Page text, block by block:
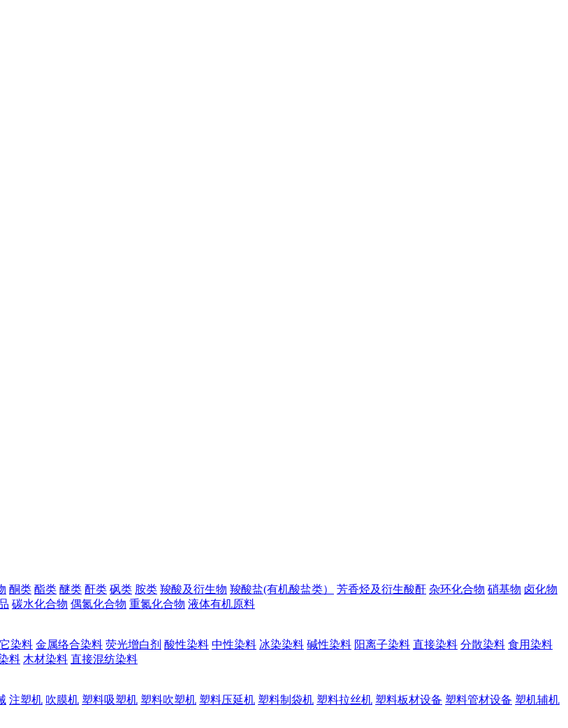
酮类 酯类 醚类 酐类 砜类 胺类 羧酸及衍生物 羧酸盐(有机酸盐类） 芳香烃及衍生酸酐 杂环化合物 硝基物 卤化物
碳水化合物 偶氮化合物 重氮化合物 液体有机原料
染料 金属络合染料 荧光增白剂 酸性染料 中性染料 冰染染料 碱性染料 阳离子染料 直接染料 分散染料 食用染料
料 木材染料 直接混纺染料
注塑机 吹膜机 塑料吸塑机 塑料吹塑机 塑料压延机 塑料制袋机 塑料拉丝机 塑料板材设备 塑料管材设备 塑机辅机